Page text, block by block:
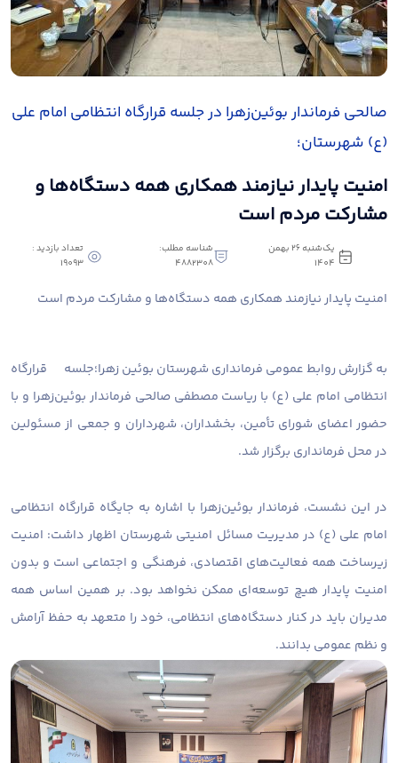
صالحی فرماندار بوئین‌زهرا در جلسه قرارگاه انتظامی امام علی
(ع) شهرستان؛
امنیت پایدار نیازمند همکاری همه دستگاه‌ها و
مشارکت مردم است
یک‌شنبه 26 بهمن
1404
شناسه مطلب:
4882308
تعداد بازدید :
19093
امنیت پایدار نیازمند همکاری همه دستگاه‌ها و مشارکت مردم است
به گزارش روابط عمومی فرمانداری شهرستان بوئین زهرا؛جلسه قرارگاه
انتظامی امام علی (ع) با ریاست مصطفی صالحی فرماندار بوئین‌زهرا و با
حضور اعضای شورای تأمین، بخشداران، شهرداران و جمعی از مسئولین
در محل فرمانداری برگزار شد.
در این نشست، فرماندار بوئین‌زهرا با اشاره به جایگاه قرارگاه انتظامی
امام علی (ع) در مدیریت مسائل امنیتی شهرستان اظهار داشت: امنیت
زیرساخت همه فعالیت‌های اقتصادی، فرهنگی و اجتماعی است و بدون
امنیت پایدار هیچ توسعه‌ای ممکن نخواهد بود. بر همین اساس همه
مدیران باید در کنار دستگاه‌های انتظامی، خود را متعهد به حفظ آرامش
و نظم عمومی بدانند.